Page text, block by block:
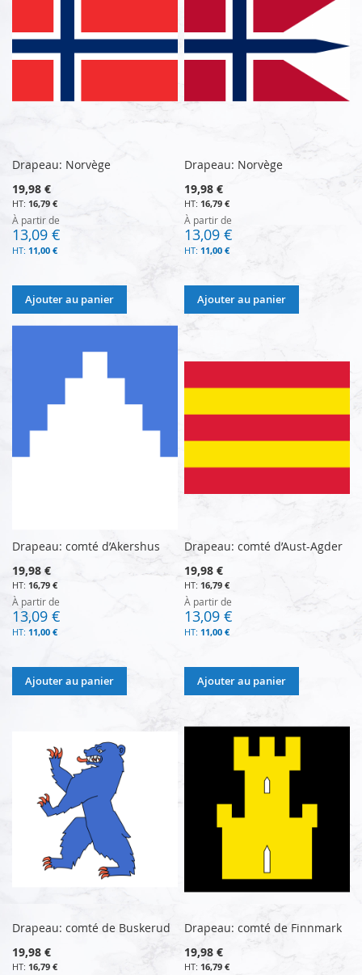
Drapeau: Norvège
19,98 €
16,79 €
À partir de
13,09 €
11,00 €
Ajouter au panier
Drapeau: Norvège
19,98 €
16,79 €
À partir de
13,09 €
11,00 €
Ajouter au panier
Drapeau: comté d’Akershus
19,98 €
16,79 €
À partir de
13,09 €
11,00 €
Ajouter au panier
Drapeau: comté d’Aust-Agder
19,98 €
16,79 €
À partir de
13,09 €
11,00 €
Ajouter au panier
Drapeau: comté de Buskerud
19,98 €
16,79 €
Drapeau: comté de Finnmark
19,98 €
16,79 €